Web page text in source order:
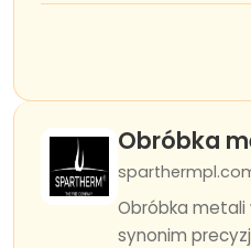
Obróbka
Obróbka
synonim